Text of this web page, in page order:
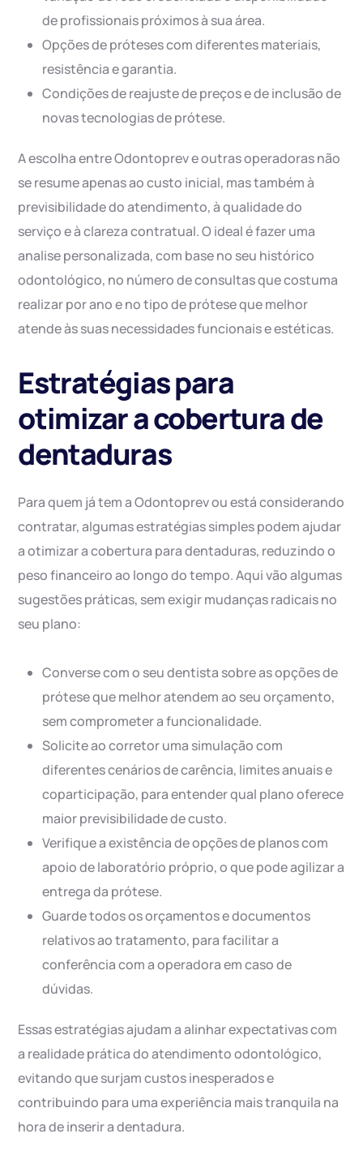
de profissionais próximos à sua área.
Opções de próteses com diferentes materiais,
resistência e garantia.
Condições de reajuste de preços e de inclusão de
novas tecnologias de prótese.
A escolha entre Odontoprev e outras operadoras não
se resume apenas ao custo inicial, mas também à
previsibilidade do atendimento, à qualidade do
serviço e à clareza contratual. O ideal é fazer uma
analise personalizada, com base no seu histórico
odontológico, no número de consultas que costuma
realizar por ano e no tipo de prótese que melhor
atende às suas necessidades funcionais e estéticas.
Estratégias para
otimizar a cobertura de
dentaduras
Para quem já tem a Odontoprev ou está considerando
contratar, algumas estratégias simples podem ajudar
a otimizar a cobertura para dentaduras, reduzindo o
peso financeiro ao longo do tempo. Aqui vão algumas
sugestões práticas, sem exigir mudanças radicais no
seu plano:
Converse com o seu dentista sobre as opções de
prótese que melhor atendem ao seu orçamento,
sem comprometer a funcionalidade.
Solicite ao corretor uma simulação com
diferentes cenários de carência, limites anuais e
coparticipação, para entender qual plano oferece
maior previsibilidade de custo.
Verifique a existência de opções de planos com
apoio de laboratório próprio, o que pode agilizar a
entrega da prótese.
Guarde todos os orçamentos e documentos
relativos ao tratamento, para facilitar a
conferência com a operadora em caso de
dúvidas.
Essas estratégias ajudam a alinhar expectativas com
a realidade prática do atendimento odontológico,
evitando que surjam custos inesperados e
contribuindo para uma experiência mais tranquila na
hora de inserir a dentadura.